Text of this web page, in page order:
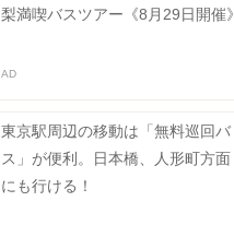
梨満喫バスツアー《8月29日開催》
東京駅周辺の移動は「無料巡回バ
ス」が便利。日本橋、人形町方面
にも行ける！